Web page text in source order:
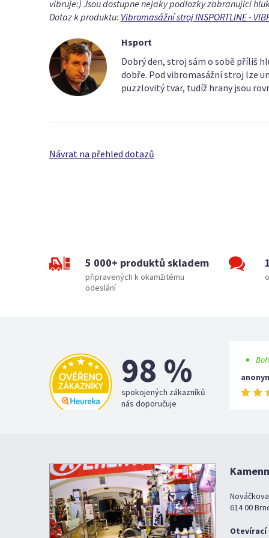
vibruje:) Jsou dostupne nejaky podlozky zabranujici
Dotaz k produktu: Vibromasážní stroj INSPORTLINE -
Hsport
Dobrý den, stroj sám o sobě příliš
dobře. Pod vibromasážní stroj lze
puzzlovitý tvar, tudíž hrany jsou
Návrat na přehled dotazů
5 000+ produktů skladem
připravených k okamžitému
odeslání
98 %
spokojených zákazníků
nás doporučuje
614 00
Otevírací